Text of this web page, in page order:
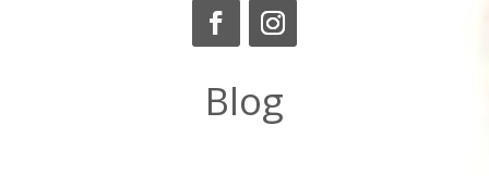
Blog